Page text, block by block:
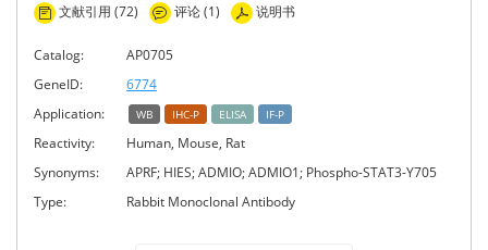
文献引用 (72) 评论 (1) 说明书
Catalog:
AP0705
GeneID:
6774
Application:
WB IHC-P ELISA IF-P
Reactivity:
Human, Mouse, Rat
Synonyms:
APRF; HIES; ADMIO; ADMIO1; Phospho-STAT3-Y705
Type:
Rabbit Monoclonal Antibody